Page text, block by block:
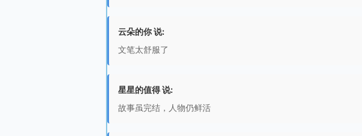
云朵的你 说:
文笔太舒服了
星星的值得 说:
故事虽完结，人物仍鲜活